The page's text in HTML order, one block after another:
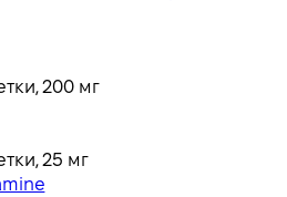
200 мг
25 мг